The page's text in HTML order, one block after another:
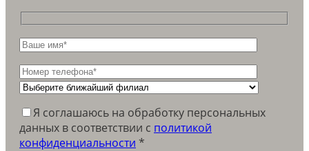
Я соглашаюсь на обработку персональных
данных в соответствии c политикой
конфиденциальности *